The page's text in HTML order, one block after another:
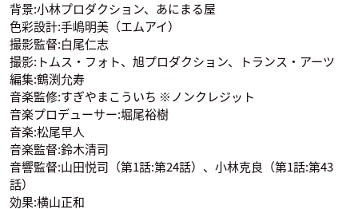
飛鳥刑事
声優：大塚明夫
背景:小林プロダクション、あにまる屋
色彩設計:手嶋明美（エムアイ）
撮影監督:白尾仁志
撮影:トムス・フォト、旭プロダクション、トランス・アーツ
編集:鶴渕允寿
音楽監修:すぎやまこういち ※ノンクレジット
音楽プロデューサー:堀尾裕樹
音楽:松尾早人
音楽監督:鈴木清司
音響監督:山田悦司（第1話:第24話）、小林克良（第1話:第43
話）
効果:横山正和